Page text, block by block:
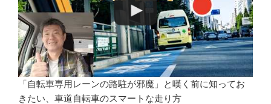
「自転車専用レーンの路駐が邪魔」と嘆く前に知ってお
きたい、車道自転車のスマートな走り方